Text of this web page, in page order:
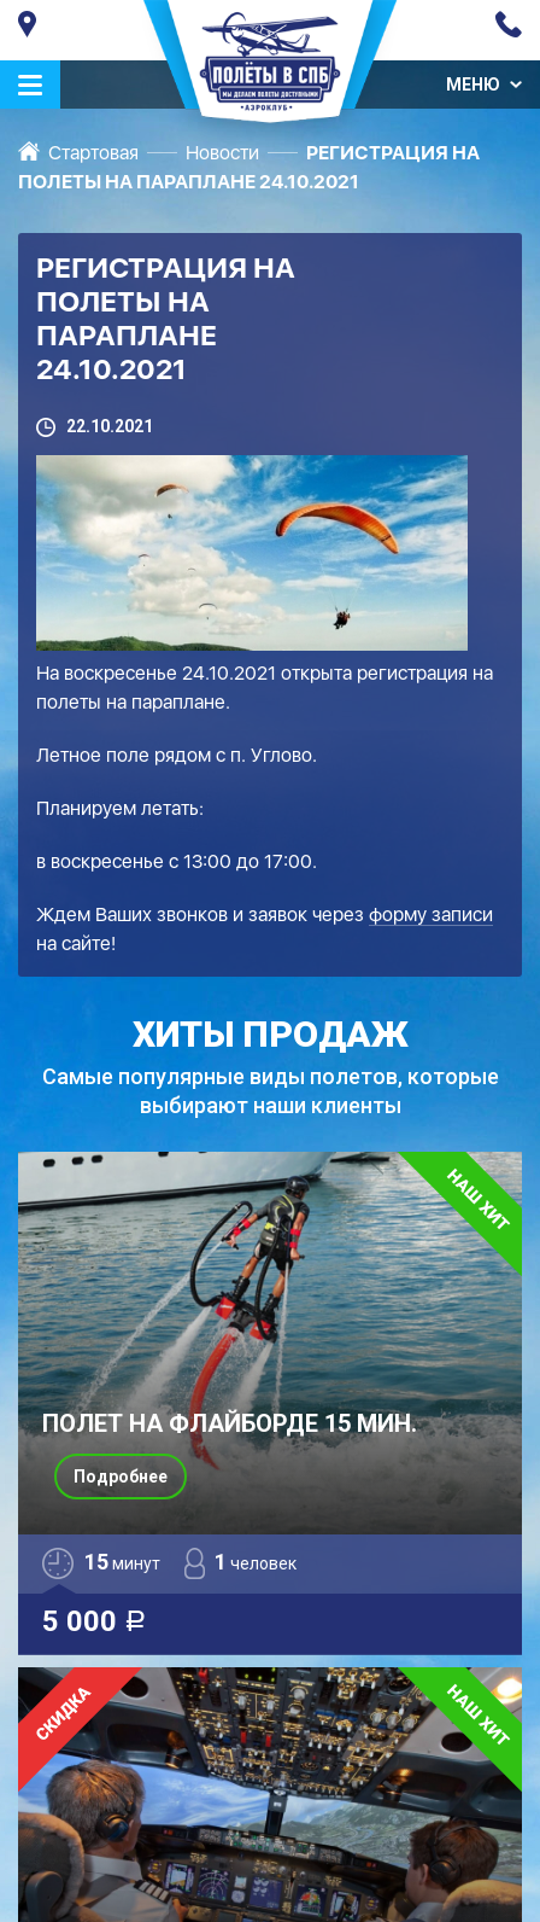
МЕНЮ
Стартовая Новости
РЕГИСТРАЦИЯ НА
ПОЛЕТЫ НА ПАРАПЛАНЕ 24.10.2021
РЕГИСТРАЦИЯ НА
ПОЛЕТЫ НА
ПАРАПЛАНЕ
24.10.2021
22.10.2021
На воскресенье 24.10.2021 открыта регистрация на
полеты на параплане.
Летное поле рядом с п. Углово.
Планируем летать:
в воскресенье с 13:00 до 17:00.
Ждем Ваших звонков и заявок через форму записи
на сайте!
ХИТЫ ПРОДАЖ
Самые популярные виды полетов, которые
выбирают наши клиенты
ПОЛЕТ НА ФЛАЙБОРДЕ 15 МИН.
15минут 1 человек
5 000 a
Подробнее